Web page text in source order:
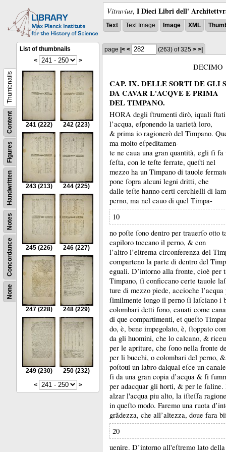
Vitruvius, I Dieci Libri dell'
Text Text Image Image XML
None
Concordance
Notes
Handwritten
Figures
Content
Thumbnails
List of thumbnails
<
>
241 (222) 242 (223)
243 (213) 244 (225)
245 (226) 246 (227)
247 (228) 248 (229)
249 (230) 250 (232)
<
>
page |< < (263) of 325 > >|
DECIMO
CAP. IX. DELLE SORTI DE GLI
DA CAVAR L'ACQVE E PRIMA
DEL TIMPANO.
HORA degli ſtrumenti dirò, iquali
l’acqua, eſponendo la uarietà loro,
& prima io ragionerò del Timpano.
ma molto eſpeditamen-
te ne caua una gran quantità, egli ſi
ſeſta, con le teſte ferrate, queſti nel
mezzo ha un Timpano di tauole
pone ſopra alcuni legni dritti, che
dalle teſte hanno certi cerchielli di
perno, ma nel cauo di quel Timpa-
10
no poſte ſono dentro per trauerſo otto
capiloro toccano il perno, & con
l’altro l’eltrema circonferenza del
comparteno la parte di dentro del
eguali. D’intorno alla fronte, cioè per
Timpano, ſi conficcano certe tauole
ture di mezzo piede, accioche
ſimilmente longo il perno ſi laſciano i
colombari detti ſono, cauati come
di que compartimenti, et queſto
do, è, bene impegolato, è, ſtoppato
da gli huomini, che lo calcano, &
per le apriture, che ſono nella fronte
per li bucchi, o colombari del perno,
poſtoui un labro dalqual eſce un
ſi da una gran copia d’acqua & ſi
per adacquar gli horti, & per le ſaline.
alzar l'acqua piu alto, la iſteſſa
in queſto modo. Faremo una ruota
grãdezza, che all’altezza, doue fara
20
uenire. D’intorno all'eſtremo lato